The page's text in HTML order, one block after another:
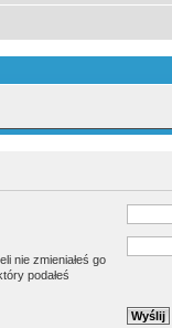
nie zmieniałeś go
podałeś